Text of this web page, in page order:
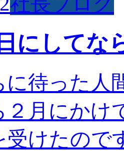
にしてな
に待った人
２月にかけ
受けたので